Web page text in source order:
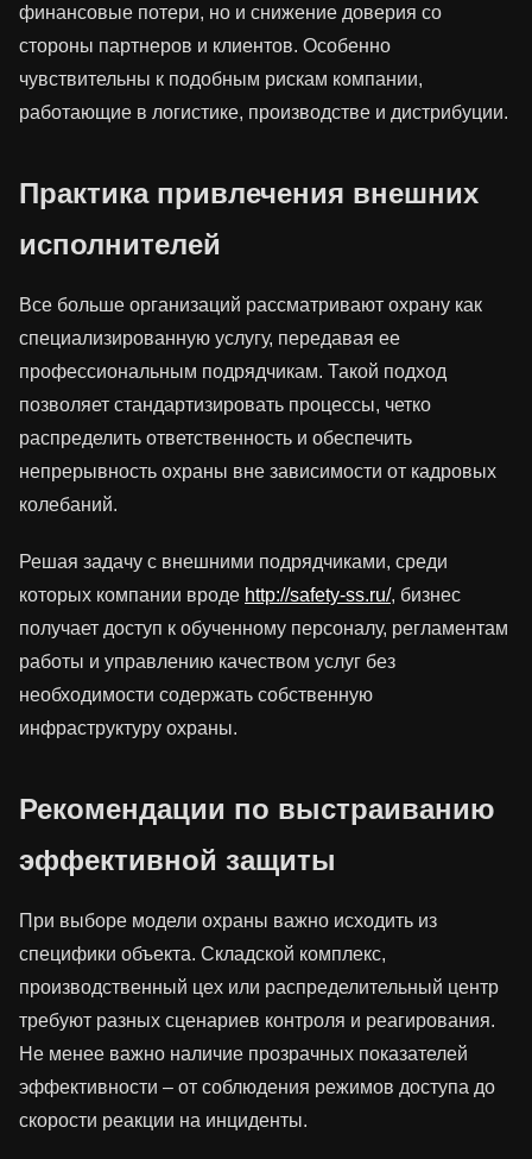
финансовые потери, но и снижение доверия со
стороны партнеров и клиентов. Особенно
чувствительны к подобным рискам компании,
работающие в логистике, производстве и дистрибуции.
Практика привлечения внешних
исполнителей
Все больше организаций рассматривают охрану как
специализированную услугу, передавая ее
профессиональным подрядчикам. Такой подход
позволяет стандартизировать процессы, четко
распределить ответственность и обеспечить
непрерывность охраны вне зависимости от кадровых
колебаний.
Решая задачу с внешними подрядчиками, среди
которых компании вроде http://safety-ss.ru/, бизнес
получает доступ к обученному персоналу, регламентам
работы и управлению качеством услуг без
необходимости содержать собственную
инфраструктуру охраны.
Рекомендации по выстраиванию
эффективной защиты
При выборе модели охраны важно исходить из
специфики объекта. Складской комплекс,
производственный цех или распределительный центр
требуют разных сценариев контроля и реагирования.
Не менее важно наличие прозрачных показателей
эффективности – от соблюдения режимов доступа до
скорости реакции на инциденты.